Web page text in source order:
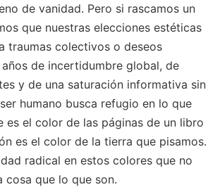
de vanidad. Pero si rascamos un
que nuestras elecciones estéticas
traumas colectivos o deseos
de incertidumbre global, de
y de una saturación informativa sin
humano busca refugio en lo que
es el color de las páginas de un libro
es el color de la tierra que pisamos.
radical en estos colores que no
cosa que lo que son.